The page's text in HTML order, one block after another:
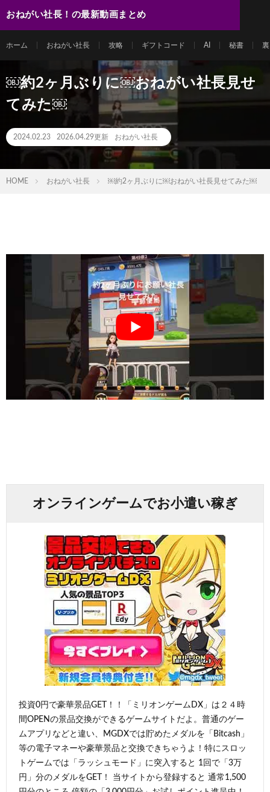
おねがい社長！の最新動画まとめ
ホーム おねがい社長 攻略 ギフトコード AI 秘書
￼約2ヶ月ぶりに￼おねがい社長見せ
てみた￼
2024.02.23 2026.04.29更新 おねがい社長
HOME おねがい社長 ￼約2ヶ月ぶりに￼おねがい社長見せてみた￼
オンラインゲームでお小遣い稼ぎ
投資0円で豪華景品GET！！「ミリオンゲームDX」は２４時
間OPENの景品交換ができるゲームサイトだよ。普通のゲー
ムアプリなどと違い、MGDXでは貯めたメダルを「Bitcash」
等の電子マネーや豪華景品と交換できちゃうよ！特にスロッ
トゲームでは「ラッシュモード」に突入すると 1回で「3万
円」分のメダルをGET！ 当サイトから登録すると 通常1,500